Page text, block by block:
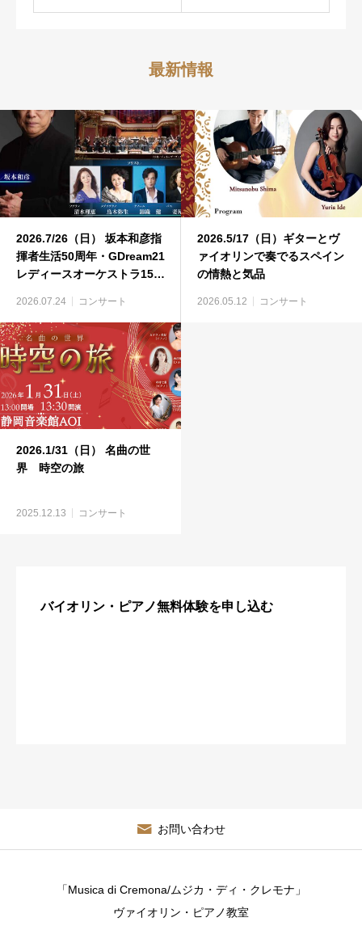
最新情報
2026.7/26（日） 坂本和彦指
揮者生活50周年・GDream21
レディースオーケストラ15周
2026.07.24 コンサート
2026.5/17（日）ギターとヴ
ァイオリンで奏でるスペイン
の情熱と気品
2026.05.12 コンサート
2026.1/31（日） 名曲の世
界 時空の旅
2025.12.13 コンサート
バイオリン・ピアノ無料体験を申し込む
お問い合わせ
「Musica di Cremona/ムジカ・ディ・クレモナ」
ヴァイオリン・ピアノ教室